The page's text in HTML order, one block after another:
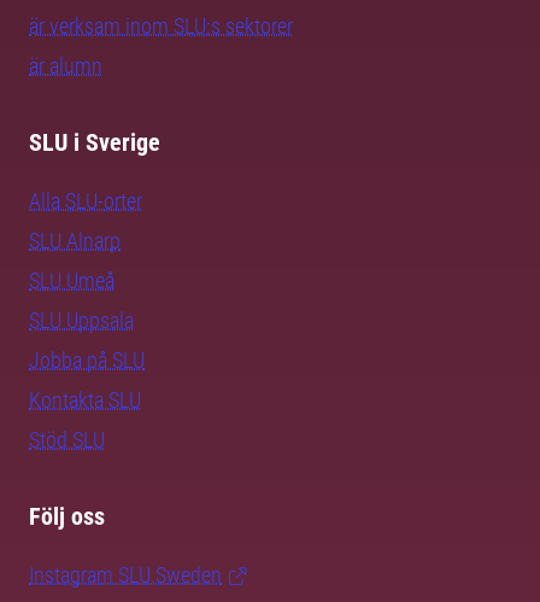
är verksam inom SLU:s sektorer
är alumn
SLU i Sverige
Alla SLU-orter
SLU Alnarp
SLU Umeå
SLU Uppsala
Jobba på SLU
Kontakta SLU
Stöd SLU
Följ oss
Instagram SLU.Sweden